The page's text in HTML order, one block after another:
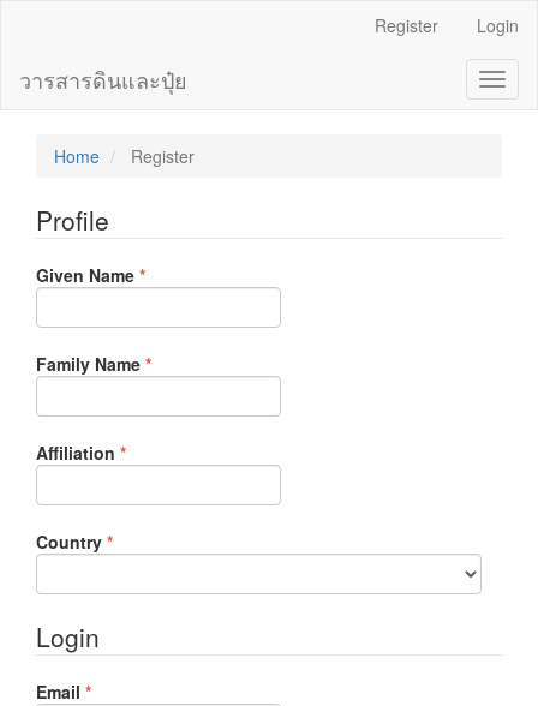
Content
Sidebar
Register Login
วารสารดินและปุ๋ย
Home Register
Profile
Given Name *Required
Family Name *Required
Affiliation *Required
Country *Required
Login
Email *Required